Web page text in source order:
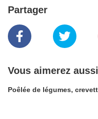
Partager
Vous aimerez aussi
Poêlée de légumes,